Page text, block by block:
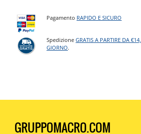
Pagamento RAPIDO E SICURO
SpedizioneGRATIS A PARTIRE DA
GIORNO.
GRUPPOMACRO.COM